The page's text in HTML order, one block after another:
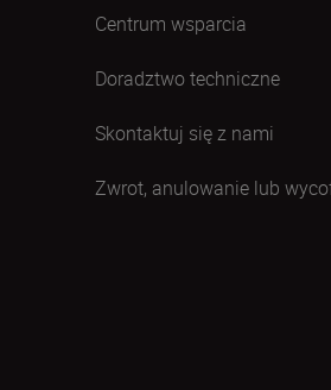
Centrum wsparcia
Doradztwo techniczne
Skontaktuj się z nami
Zwrot, anulowanie lub